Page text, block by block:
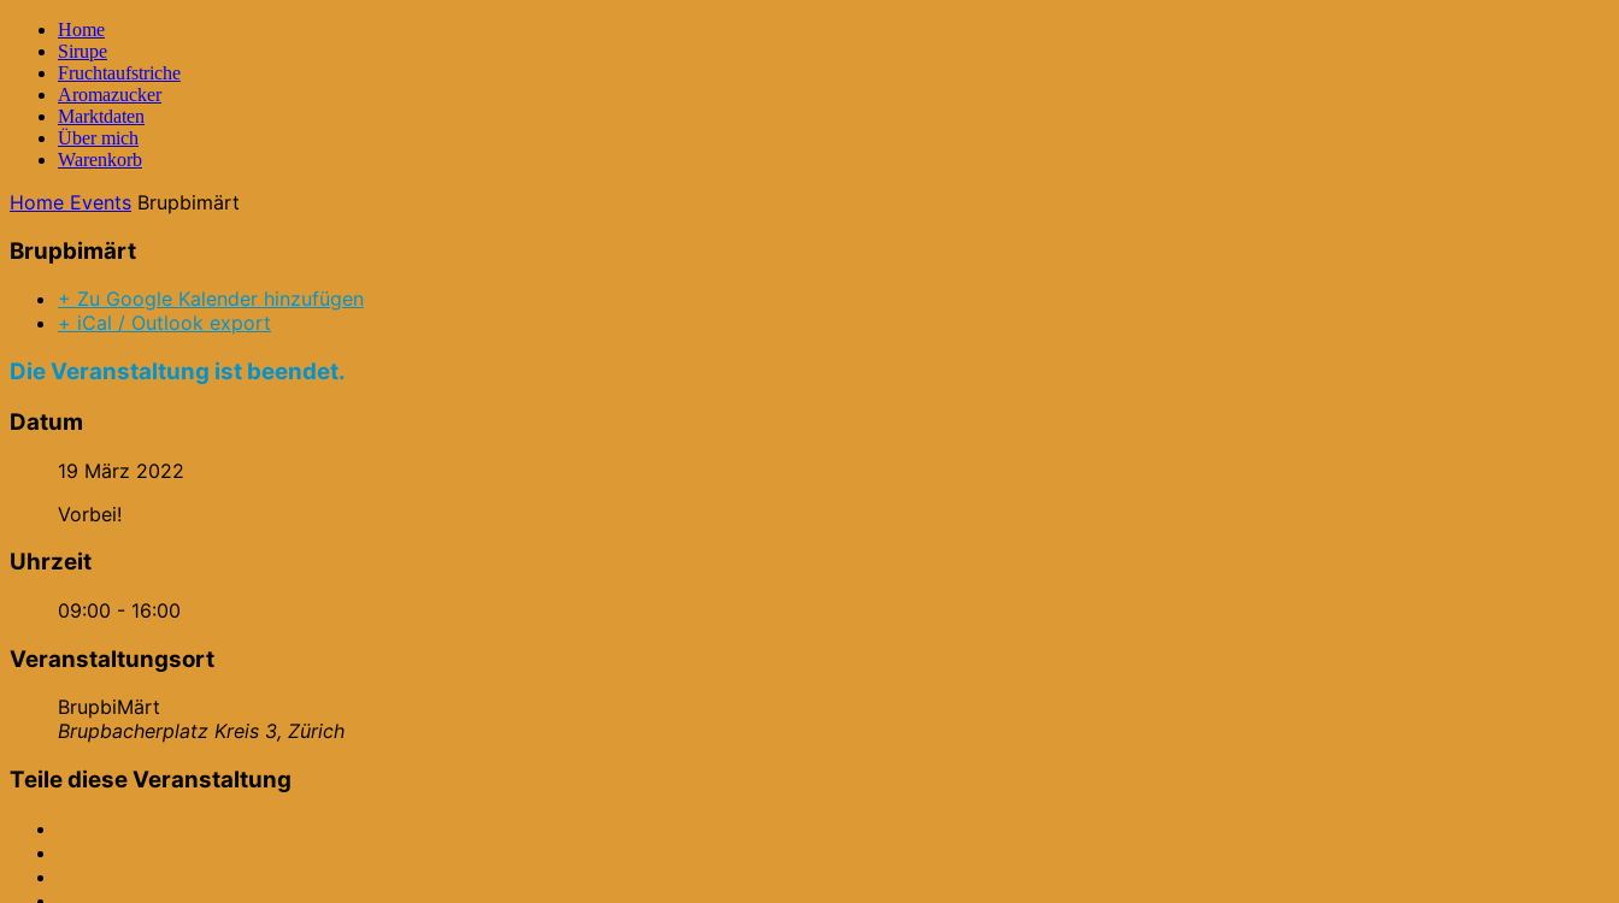
Home
Sirupe
Fruchtaufstriche
Aromazucker
Marktdaten
Über mich
Warenkorb
Home Events Brupbimärt
Brupbimärt
+ Zu Google Kalender hinzufügen
+ iCal / Outlook export
Die Veranstaltung ist beendet.
Datum
19 März 2022
Vorbei!
Uhrzeit
09:00 - 16:00
Veranstaltungsort
BrupbiMärt
Brupbacherplatz Kreis 3, Zürich
Teile diese Veranstaltung